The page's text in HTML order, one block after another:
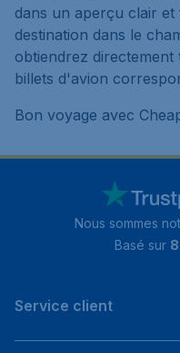
dans un aperçu clair
destination dans le
obtiendrez directement
billets d'avion
Bon voyage avec
Nous sommes
Basé sur
Service client